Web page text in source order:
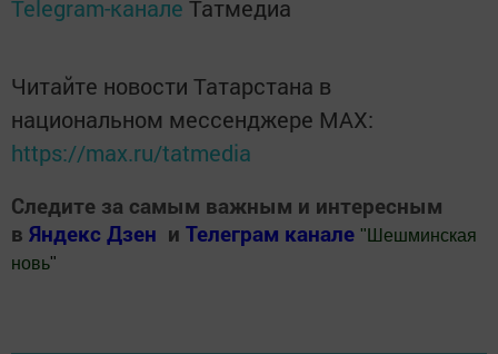
Telegram-канале Татмедиа
Читайте новости Татарстана в
национальном мессенджере MАХ:
https://max.ru/tatmedia
Следите за самым важным и интересным
в Яндекс Дзен и Телеграм канале " Шешминская
новь"